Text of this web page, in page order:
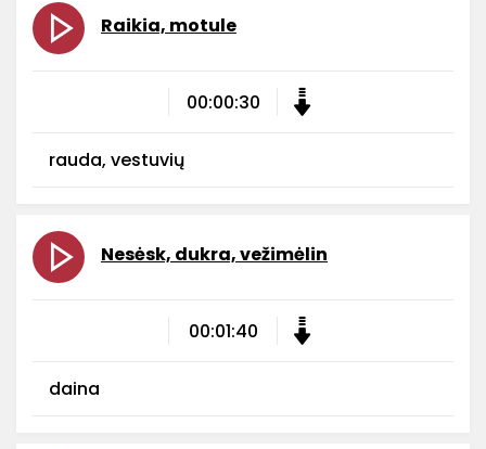
Raikia, motule
00:00:30
rauda, vestuvių
Nesėsk, dukra, vežimėlin
00:01:40
daina